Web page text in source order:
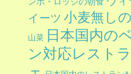
イーツ 小麦無し
山菜 日本国内の
ン対応レスト